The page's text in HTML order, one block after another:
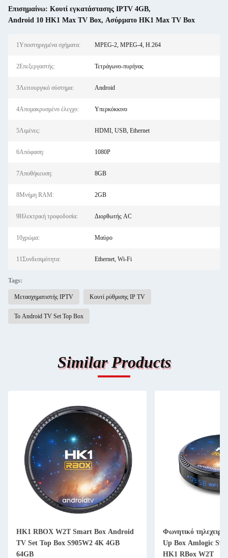
Επισημαίνω: Κουτί εγκατάστασης IPTV 4GB,
Android 10 HK1 Max TV Box, Ασύρματο HK1 Max TV Box
1Υποστηριγμένα σχήματα: MPEG-2, MPEG-4, H.264
2Επεξεργαστής: Τετράγωνο-πυρήνας
3Λειτουργικό σύστημα: Android
4Απομακρυσμένο έλεγχο: Υπερκόκκινο
5Λιμένες: HDMI, USB, Ethernet
6Απόφαση: 1080P
7Αποθήκευση: 8GB
8Μνήμη RAM: 2GB
9Ηλεκτρική τροφοδοσία: Διορθωτής AC
10χρώμα: Μαύρο
11Συνδεσιμότητα: Ethernet, Wi-Fi
Tags:
Μετασχηματιστής IPTV Κουτί ρύθμισης IP TV
Το Android TV Set Top Box
Similar Products
HK1 RBOX W2T Smart Box Android
TV Set Top Box S905W2 4K 4GB
64GB
Φωνητικό
Up Box Amlogic
HK1 RBox W2T